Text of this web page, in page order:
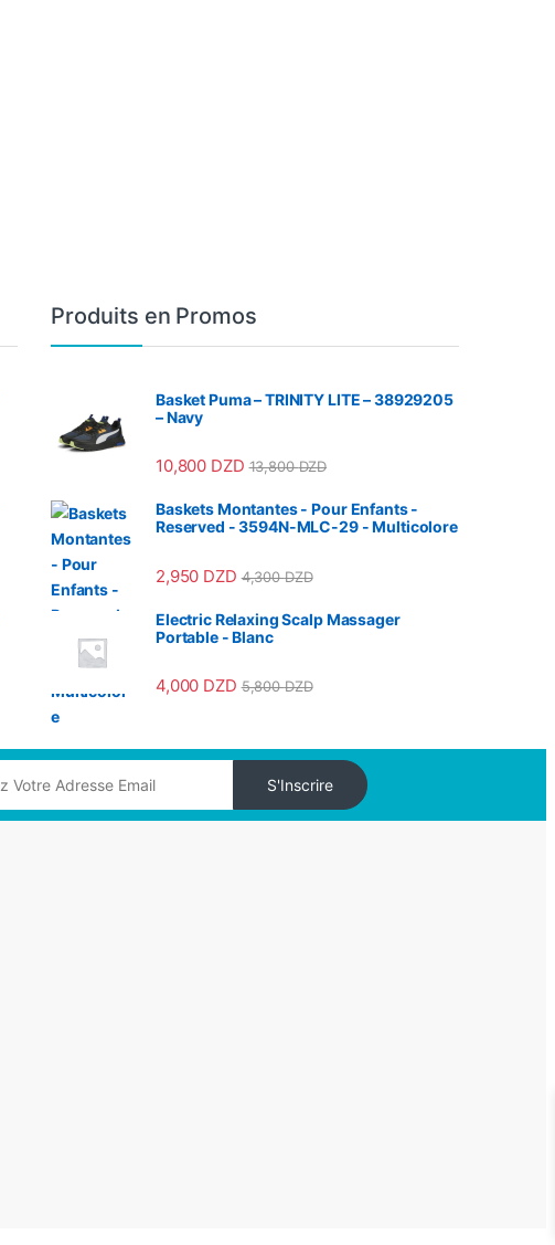
Produits en Promos
Basket Puma – TRINITY LITE – 38929205
– Navy
10,800 DZD 13,800DZD
Baskets Montantes - Pour Enfants -
Reserved - 3594N-MLC-29 - Multicolore
2,950 DZD 4,300DZD
Electric Relaxing Scalp Massager
Portable - Blanc
4,000 DZD 5,800DZD
S'Inscrire